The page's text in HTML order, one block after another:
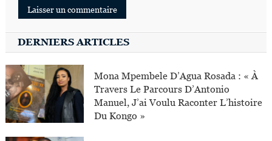
DERNIERS ARTICLES
Mona Mpembele D’Agua Rosada : « À
Travers Le Parcours D’Antonio
Manuel, J’ai Voulu Raconter L’histoire
Du Kongo »